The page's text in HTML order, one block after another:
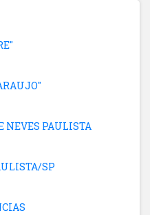
NEVES PAULISTA
SP